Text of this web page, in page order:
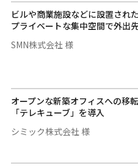
ビルや商業施設などに設置され
プライベートな集中空間で外出
SMN株式会社 様
オープンな新築オフィスへの移
「テレキューブ」を導入
シミック株式会社 様